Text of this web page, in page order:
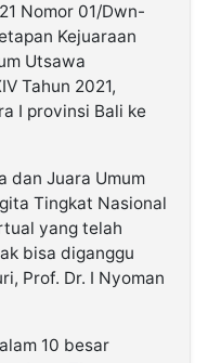
Nomor 01/Dwn-
Kejuaraan
Utsawa
Tahun 2021,
I provinsi Bali ke
dan Juara Umum
Tingkat Nasional
yang telah
bisa diganggu
Prof. Dr. I Nyoman
10 besar